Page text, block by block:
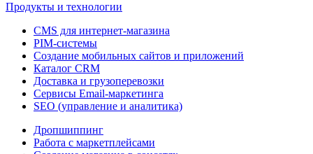
Продукты и технологии
CMS для интернет-магазина
PIM-системы
Создание мобильных сайтов и приложений
Каталог CRM
Доставка и грузоперевозки
Сервисы Email-маркетинга
SEO (управление и аналитика)
Дропшиппинг
Работа с маркетплейсами